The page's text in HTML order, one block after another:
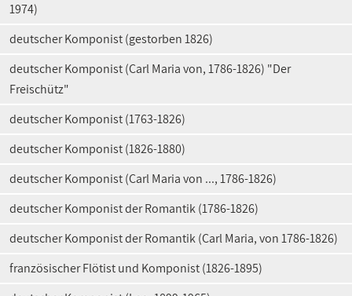
1974)
deutscher Komponist (gestorben 1826)
deutscher Komponist (Carl Maria von, 1786-1826) "Der
Freischütz"
deutscher Komponist (1763-1826)
deutscher Komponist (1826-1880)
deutscher Komponist (Carl Maria von ..., 1786-1826)
deutscher Komponist der Romantik (1786-1826)
deutscher Komponist der Romantik (Carl Maria, von 1786-1826)
französischer Flötist und Komponist (1826-1895)